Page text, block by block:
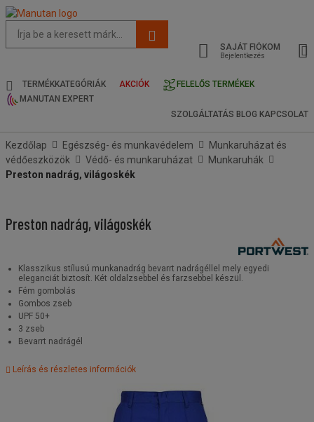
oldal
és
keresési
SAJÁT FIÓKOM
Bejelentkezés
TERMÉKKATEGÓRIÁK AKCIÓK
FELELŐS TERMÉKEK
MANUTAN EXPERT
SZOLGÁLTATÁS BLOG KAPCSOLAT
Kezdőlap Egészség- és munkavédelem
Munkaruházat és
védőeszközök
Védő- és munkaruházat
Munkaruhák
Preston nadrág, világoskék
Preston nadrág, világoskék
Klasszikus stílusú munkanadrág bevarrt nadrágéllel mely egyedi
eleganciát biztosít. Két oldalzsebbel és farzsebbel készül.
Fém gombolás
Gombos zseb
UPF 50+
3 zseb
Bevarrt nadrágél
Leírás és részletes információk